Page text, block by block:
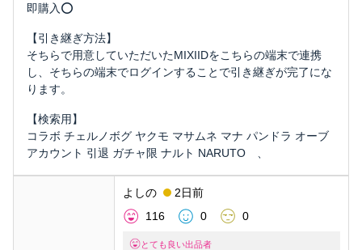
即購入⭕️
【引き継ぎ方法】
そちらで用意していただいたMIXIIDをこちらの端末で連携
し、そちらの端末でログインすることで引き継ぎが完了にな
ります。
【検索用】
コラボ チェルノボグ ヤクモ マサムネ マナ パンドラ オーブ
アカウント 引退 ガチャ限 ナルト NARUTO 、
よしの
2日前
116
0 0
とても良い出品者